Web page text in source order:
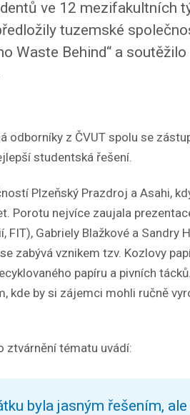
ve 12 mezifakultních
tuzemské
Waste Behind“ a soutěžilo
odborníky z ČVUT spolu se
studentská řešení.
Plzeňský Prazdroj a Asahi,
Porotu nejvíce zaujala
Gabriely Blažkové a Sandry
zabývá vznikem tzv. Kozlovy
papíru a pivních
kde by si zájemci mohli ručně
ztvárnění tématu uvádí:
byla jasným řešením,